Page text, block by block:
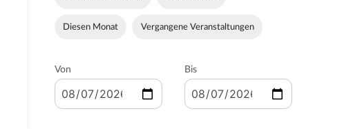
Diesen Monat Vergangene Veranstaltungen
Von Bis